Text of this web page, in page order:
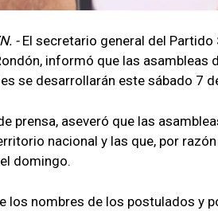
- El secretario general del Partido
informó que las asambleas
se desarrollarán este sábado 7
prensa, aseveró que las
nacional y las que, por
domingo.
los nombres de los postulados y